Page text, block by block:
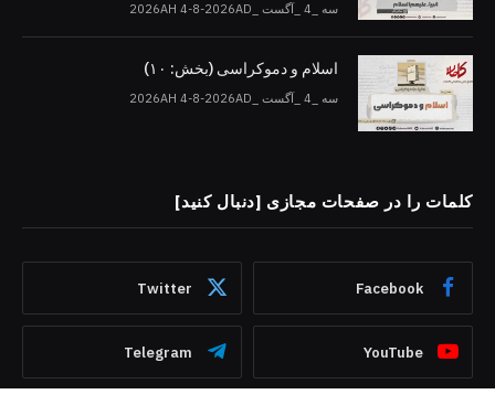
سه _4 _آگست _2026AH 4-8-2026AD
اسلام و دموکراسی (بخش: ۱۰)
سه _4 _آگست _2026AH 4-8-2026AD
کلمات را در صفحات مجازی [دنبال کنید]
Facebook
Twitter
YouTube
Telegram